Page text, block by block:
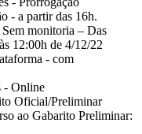
- a partir das 16h.
monitoria – Das
12:00h de 4/12/22
- com
- Online
Oficial/Preliminar
ao Gabarito Preliminar: